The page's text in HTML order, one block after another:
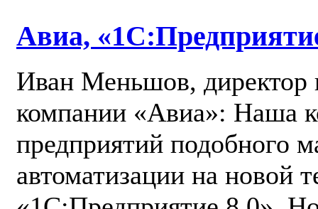
Авиа,
Иван Меньшов, директор
компании «Авиа»: Наша
предприятий подобного
автоматизации на новой